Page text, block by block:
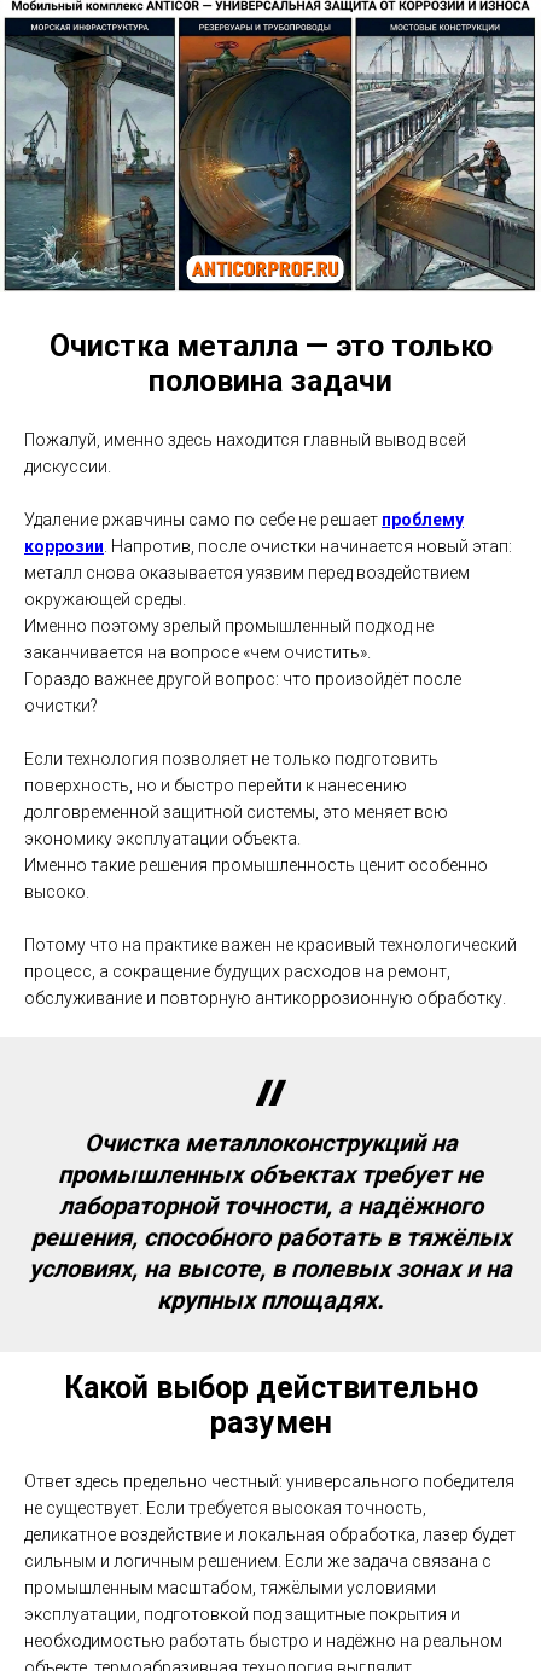
Очистка металла — это только
половина задачи
Пожалуй, именно здесь находится главный вывод всей
дискуссии.
Удаление ржавчины само по себе не решает проблему
коррозии . Напротив, после очистки начинается новый этап:
металл снова оказывается уязвим перед воздействием
окружающей среды.
Именно поэтому зрелый промышленный подход не
заканчивается на вопросе «чем очистить».
Гораздо важнее другой вопрос: что произойдёт после
очистки?
Если технология позволяет не только подготовить
поверхность, но и быстро перейти к нанесению
долговременной защитной системы, это меняет всю
экономику эксплуатации объекта.
Именно такие решения промышленность ценит особенно
высоко.
Потому что на практике важен не красивый технологический
процесс, а сокращение будущих расходов на ремонт,
обслуживание и повторную антикоррозионную обработку.
Очистка металлоконструкций на
промышленных объектах требует не
лабораторной точности, а надёжного
решения, способного работать в тяжёлых
условиях, на высоте, в полевых зонах и на
крупных площадях.
Какой выбор действительно
разумен
Ответ здесь предельно честный: универсального победителя
не существует. Если требуется высокая точность,
деликатное воздействие и локальная обработка, лазер будет
сильным и логичным решением. Если же задача связана с
промышленным масштабом, тяжёлыми условиями
эксплуатации, подготовкой под защитные покрытия и
необходимостью работать быстро и надёжно на реальном